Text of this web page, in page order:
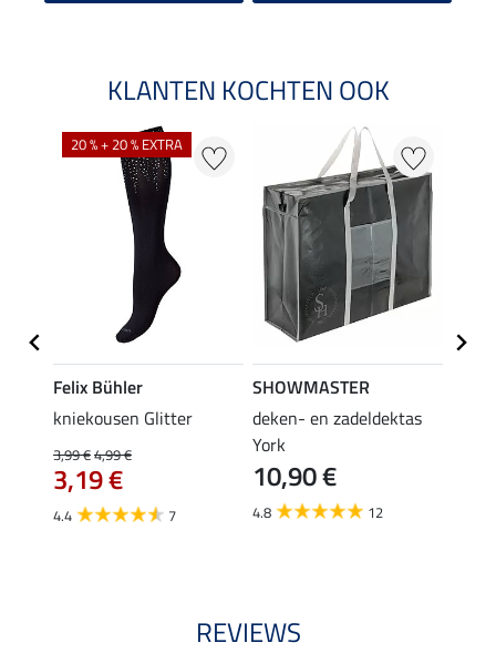
KLANTEN KOCHTEN OOK
20 % + 20 % EXTRA
Felix Bühler
kniekousen Glitter
3,99 €4,99 €
3,19 €
4.4 7
SHOWMASTER
deken- en zadeldektas
York
10,90 €
4.8 12
REVIEWS